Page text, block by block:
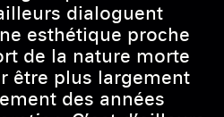
dialoguent
esthétique proche
de la nature morte
être plus largement
des années